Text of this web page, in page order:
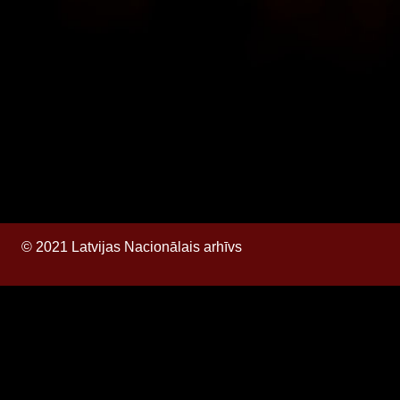
© 2021 Latvijas Nacionālais arhīvs